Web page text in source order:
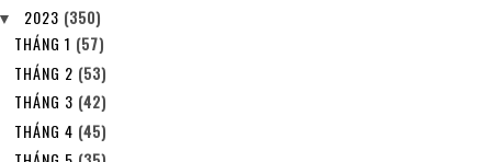
▼ 2023 (350)
THÁNG 1 (57)
THÁNG 2 (53)
THÁNG 3 (42)
THÁNG 4 (45)